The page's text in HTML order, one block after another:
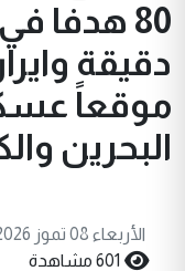
80 هدفا
موقعاً
البحرين
الأربعاء 08 تموز 2026
601 مشاهدة